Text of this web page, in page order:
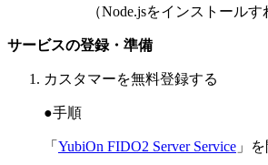
（Node.jsをインストールすれ
サービスの登録・準備
カスタマーを無料登録する
●手順
「 YubiOn FIDO2 Server Service 」